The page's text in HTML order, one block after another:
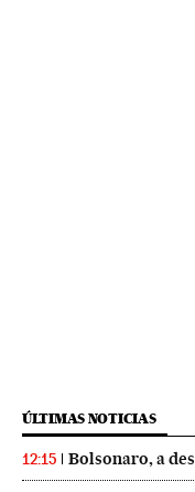
ÚLTIMAS NOTICIAS
12:15 Bolsonaro, a